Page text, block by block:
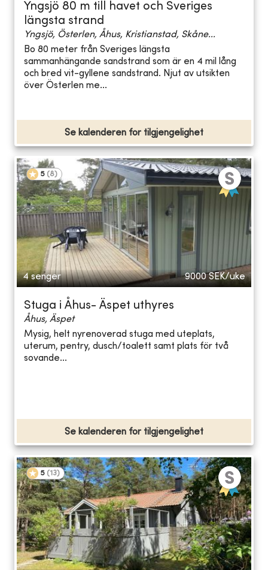
Yngsjö 80 m till havet och Sveriges
längsta strand
Yngsjö, Österlen, Åhus, Kristianstad, Skåne...
Bo 80 meter från Sveriges längsta
sammanhängande sandstrand som är en 4 mil lång
och bred vit-gyllene sandstrand. Njut av utsikten
över Österlen me...
Se kalenderen for tilgjengelighet
5 (8)
4 senger 9000 SEK/uke
Stuga i Åhus- Äspet uthyres
Åhus, Äspet
Mysig, helt nyrenoverad stuga med uteplats,
uterum, pentry, dusch/toalett samt plats för två
sovande...
Se kalenderen for tilgjengelighet
5 (13)